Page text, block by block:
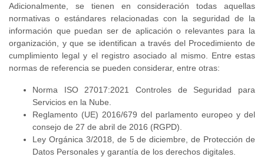
Adicionalmente, se tienen en consideración todas aquellas
normativas o estándares relacionadas con la seguridad de la
información que puedan ser de aplicación o relevantes para la
organización, y que se identifican a través del Procedimiento de
cumplimiento legal y el registro asociado al mismo. Entre estas
normas de referencia se pueden considerar, entre otras:
Norma ISO 27017:2021 Controles de Seguridad para
Servicios en la Nube.
Reglamento (UE) 2016/679 del parlamento europeo y del
consejo de 27 de abril de 2016 (RGPD).
Ley Orgánica 3/2018, de 5 de diciembre, de Protección de
Datos Personales y garantía de los derechos digitales.